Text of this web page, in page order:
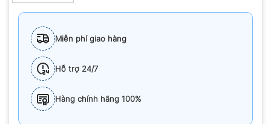
Miễn phí giao hàng
Hỗ trợ 24/7
Hàng chính hãng 100%